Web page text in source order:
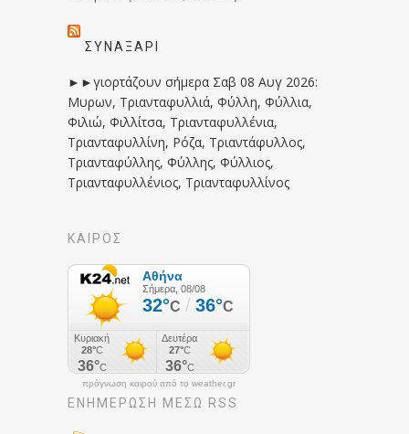
ΣΥΝΑΞΆΡΙ
►►γιορτάζουν σήμερα Σαβ 08 Αυγ 2026:
Μυρων, Τριανταφυλλιά, Φύλλη, Φύλλια,
Φιλιώ, Φιλλίτσα, Τριανταφυλλένια,
Τριανταφυλλίνη, Ρόζα, Τριαντάφυλλος,
Τριανταφύλλης, Φύλλης, Φύλλιος,
Τριανταφυλλένιος, Τριανταφυλλίνος
ΚΑΙΡΟΣ
πρόγνωση καιρού από το weather.gr
ΕΝΗΜΈΡΩΣΉ ΜΕΣΩ RSS